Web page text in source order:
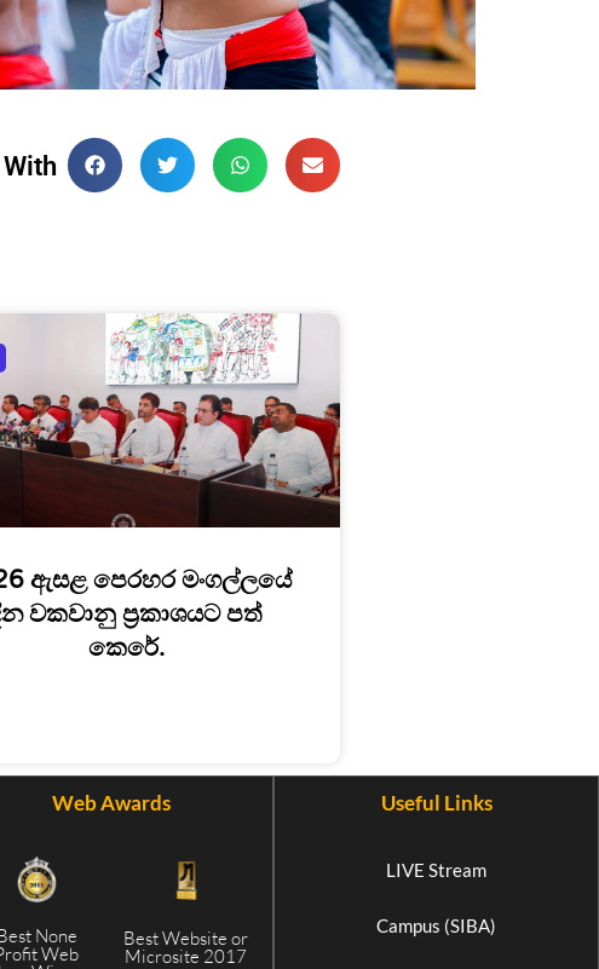
ඇසළ පෙරහර මංගල්ලයේ
වකවානු ප්‍රකාශයට පත්
කෙරේ.
Web Awards
None
Web
Best Website or
Microsite 2017
Useful Links
LIVE Stream
Campus (SIBA)